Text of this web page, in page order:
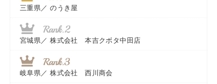
三重県／ のうき屋
宮城県／ 株式会社 本吉クボタ中田店
岐阜県／ 株式会社 西川商会